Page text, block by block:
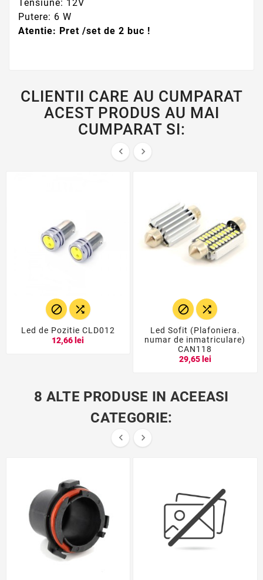
Tensiune: 12V
Putere: 6 W
Atentie: Pret /set de 2 buc !
CLIENTII CARE AU CUMPARAT
ACEST PRODUS AU MAI
CUMPARAT SI:
 
 
Led de Pozitie CLD012
12,66 lei
 
Led Sofit (Plafoniera.
numar de inmatriculare)
CAN118
29,65 lei
8 ALTE PRODUSE IN ACEEASI
CATEGORIE:
 